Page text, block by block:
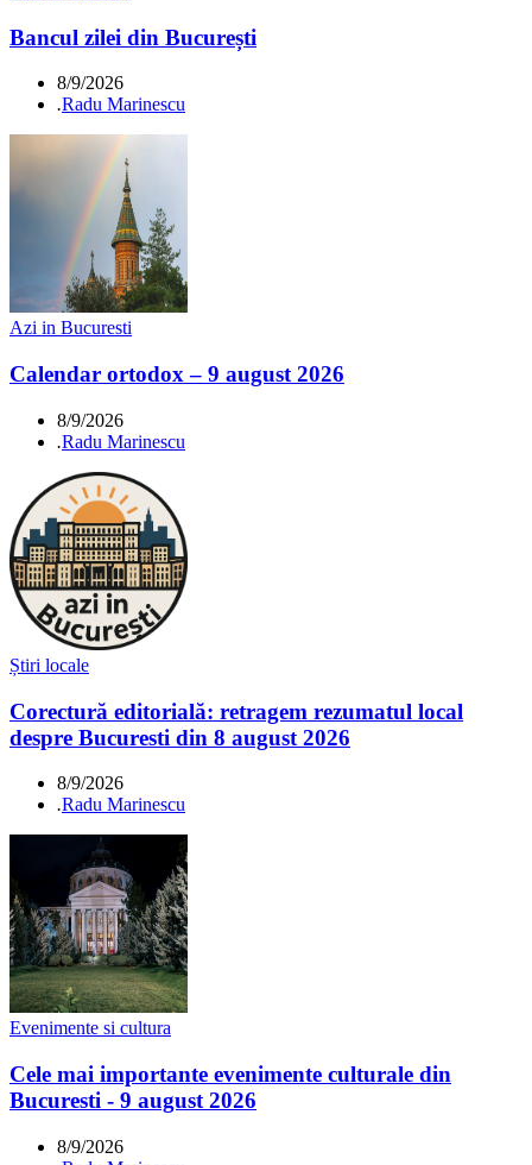
Bancul zilei din București
8/9/2026
.Radu Marinescu
Azi in Bucuresti
Calendar ortodox – 9 august 2026
8/9/2026
.Radu Marinescu
Știri locale
Corectură editorială: retragem rezumatul local
despre Bucuresti din 8 august 2026
8/9/2026
.Radu Marinescu
Evenimente si cultura
Cele mai importante evenimente culturale din
Bucuresti - 9 august 2026
8/9/2026